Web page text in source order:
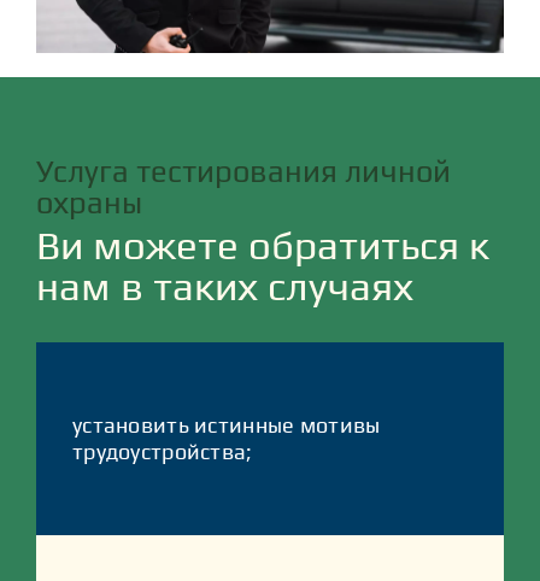
Услуга тестирования личной
охраны
Ви можете обратиться к
нам в таких случаях
установить истинные мотивы
трудоустройства;